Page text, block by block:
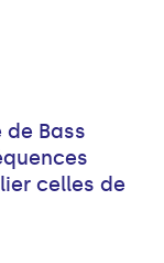
de Bass
celles de